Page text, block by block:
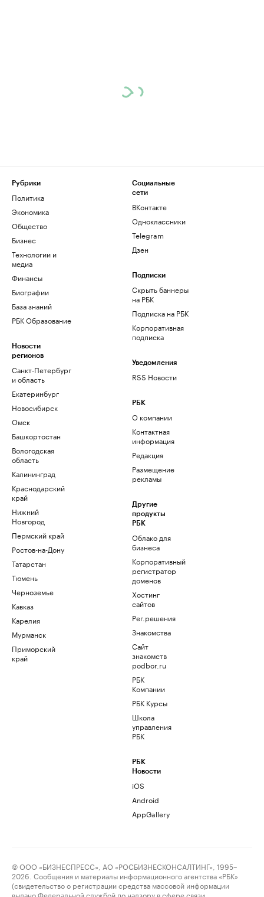
Рубрики
Политика
Экономика
Общество
Бизнес
Технологии и
медиа
Финансы
Биографии
База знаний
РБК Образование
Новости
регионов
Санкт-Петербург
и область
Екатеринбург
Новосибирск
Омск
Башкортостан
Вологодская
область
Калининград
Краснодарский
край
Нижний
Новгород
Пермский край
Ростов-на-Дону
Татарстан
Тюмень
Черноземье
Кавказ
Карелия
Мурманск
Приморский
край
Социальные
сети
ВКонтакте
Одноклассники
Telegram
Дзен
Подписки
Скрыть баннеры
на РБК
Подписка на РБК
Корпоративная
подписка
Уведомления
RSS Новости
РБК
О компании
Контактная
информация
Редакция
Размещение
рекламы
Другие
продукты
РБК
Облако для
бизнеса
Корпоративный
регистратор
доменов
Хостинг
сайтов
Рег.решения
Знакомства
Сайт
знакомств
podbor.ru
РБК
Компании
РБК Курсы
Школа
управления
РБК
РБК
Новости
iOS
Android
AppGallery
© ООО «БИЗНЕСПРЕСС», АО «РОСБИЗНЕСКОНСАЛТИНГ», 1995–
2026. Сообщения и материалы информационного агентства «РБК»
(свидетельство о регистрации средства массовой информации
выдано Федеральной службой по надзору в сфере связи,